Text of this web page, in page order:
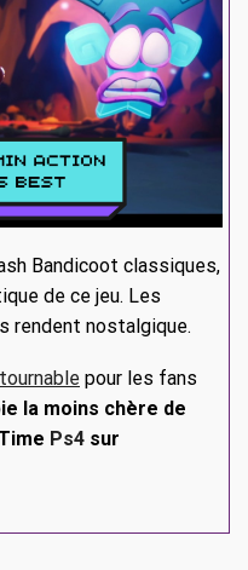
Bandicoot classiques,
de ce jeu. Les
rendent nostalgique.
pour les fans
la moins chère de
Ps4 sur